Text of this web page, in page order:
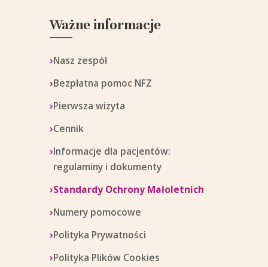
Ważne informacje
Nasz zespół
Bezpłatna pomoc NFZ
Pierwsza wizyta
Cennik
Informacje dla pacjentów:
regulaminy i dokumenty
Standardy Ochrony Małoletnich
Numery pomocowe
Polityka Prywatności
Polityka Plików Cookies